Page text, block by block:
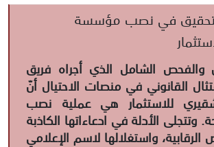
في نصب مؤسسة
والفحص الشامل الذي أجراه فريق
القانوني في منصات الاحتيال أنّ
للاستثمار هي عملية نصب
وتتجلى الأدلة في ادعاءاتها الكاذبة
الرقابية، واستغلالها لاسم الإعلامي